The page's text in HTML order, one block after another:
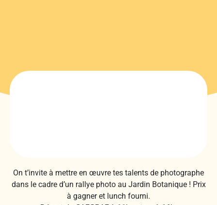
On t’invite à mettre en œuvre tes talents de photographe
dans le cadre d’un rallye photo au Jardin Botanique ! Prix
à gagner et lunch fourni.